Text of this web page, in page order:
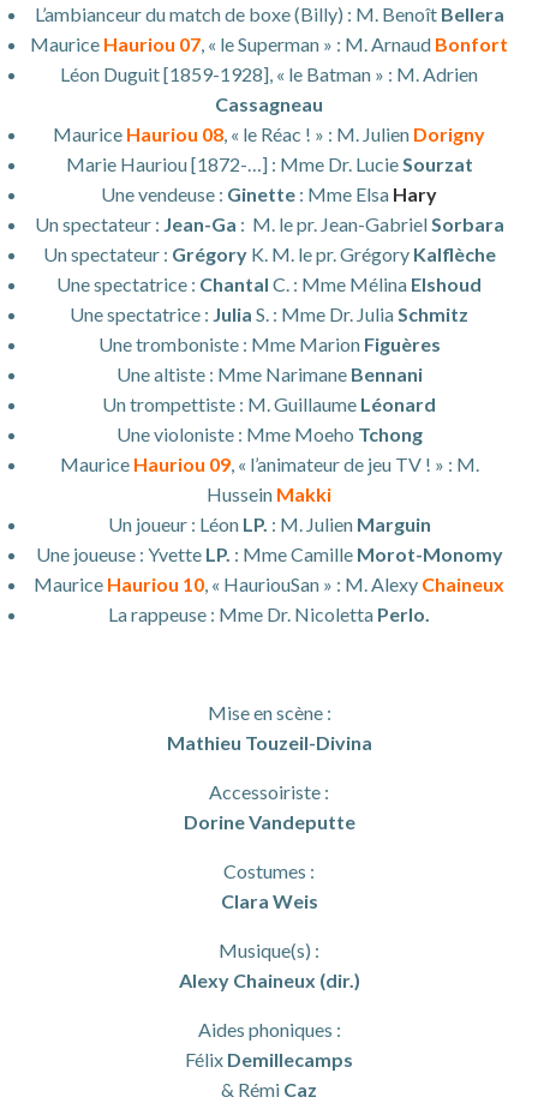
L’ambianceur du match de boxe (Billy) : M. Benoît Bellera
Maurice Hauriou 07, « le Superman » : M. Arnaud Bonfort
Léon Duguit [1859-1928], « le Batman » : M. Adrien
Cassagneau
Maurice Hauriou 08, « le Réac ! » : M. Julien Dorigny
Marie Hauriou [1872-…] : Mme Dr. LucieSourzat
Une vendeuse : Ginette : Mme Elsa Hary
Un spectateur : Jean-Ga : M. le pr. Jean-GabrielSorbara
Un spectateur : GrégoryK. M. le pr. Grégory Kalflèche
Une spectatrice : Chantal C. : Mme Mélina Elshoud
Une spectatrice : Julia S. : Mme Dr. JuliaSchmitz
Une tromboniste : Mme Marion Figuères
Une altiste : Mme Narimane Bennani
Un trompettiste : M. Guillaume Léonard
Une violoniste : Mme Moeho Tchong
Maurice Hauriou 09, « l’animateur de jeu TV ! » : M.
Hussein Makki
Un joueur : Léon LP. : M. Julien Marguin
Une joueuse : Yvette LP. : Mme Camille Morot-Monomy
Maurice Hauriou 10, « HauriouSan » : M. Alexy Chaineux
La rappeuse : Mme Dr. Nicoletta Perlo.
Mise en scène :
Mathieu Touzeil-Divina
Accessoiriste :
Dorine Vandeputte
Costumes :
Clara Weis
Musique(s) :
Alexy Chaineux (dir.)
Aides phoniques :
Félix Demillecamps
& Rémi Caz